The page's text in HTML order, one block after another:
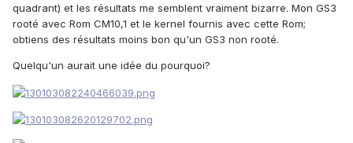
quadrant) et les résultats me semblent vraiment bizarre. Mon GS3
rooté avec Rom CM10,1 et le kernel fournis avec cette Rom;
obtiens des résultats moins bon qu'un GS3 non rooté.
Quelqu'un aurait une idée du pourquoi?